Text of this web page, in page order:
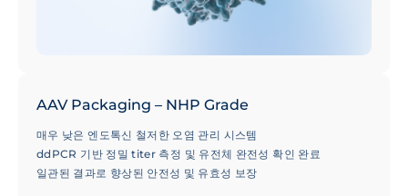
AAV Packaging – NHP Grade
매우 낮은 엔도톡신 철저한 오염 관리 시스템
ddPCR 기반 정밀 titer 측정 및 유전체 완전성 확인 완료
일관된 결과로 향상된 안전성 및 유효성 보장